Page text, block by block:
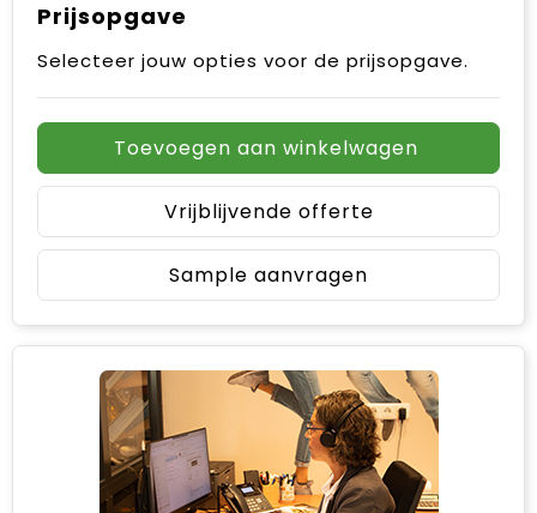
Prijsopgave
Selecteer jouw opties voor de prijsopgave.
Toevoegen aan winkelwagen
Vrijblijvende offerte
Sample aanvragen